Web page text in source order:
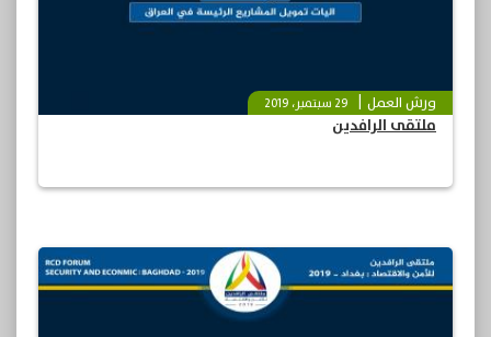
ورش العمل 29 سبتمبر، 2019
ملتقى الرافدين